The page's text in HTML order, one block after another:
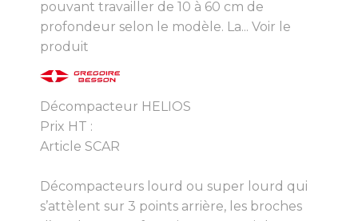
pouvant travailler de 10 à 60 cm de
profondeur selon le modèle. La... Voir le
produit
Décompacteur HELIOS
Prix HT :
Article SCAR
Décompacteurs lourd ou super lourd qui
s’attèlent sur 3 points arrière, les broches